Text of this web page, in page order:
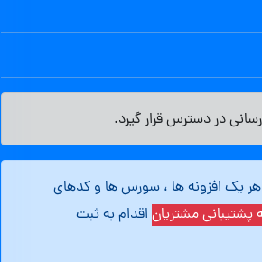
در دسترس قرار گیرد.
یک افزونه ها ، سورس ها و کدهای
پشتیبانی مشتریان اقدام به ثبت